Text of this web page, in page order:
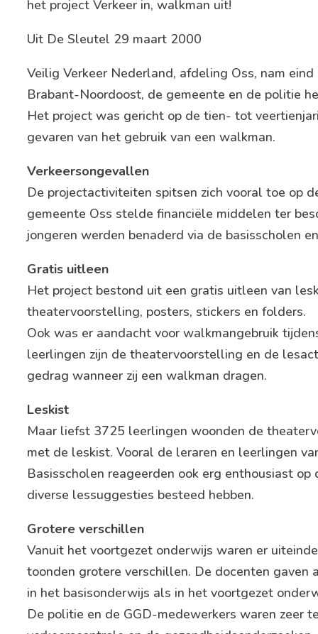
het project Verkeer in, walkman uit!
Uit De Sleutel 29 maart 2000
Veilig Verkeer Nederland, afdeling Oss, nam
Brabant-Noordoost, de gemeente en de politie
Het project was gericht op de tien- tot
gevaren van het gebruik van een walkman.
Verkeersongevallen
De projectactiviteiten spitsen zich vooral toe op
gemeente Oss stelde financiële middelen ter
jongeren werden benaderd via de basisscholen
Gratis uitleen
Het project bestond uit een gratis uitleen van
theatervoorstelling, posters, stickers en folders.
Ook was er aandacht voor walkmangebruik
leerlingen zijn de theatervoorstelling en de
gedrag wanneer zij een walkman dragen.
Leskist
Maar liefst 3725 leerlingen woonden de
met de leskist. Vooral de leraren en leerlingen
Basisscholen reageerden ook erg enthousiast
diverse lessuggesties besteed hebben.
Grotere verschillen
Vanuit het voortgezet onderwijs waren er
toonden grotere verschillen. De docenten
in het basisonderwijs als in het voortgezet
De politie en de GGD-medewerkers waren zeer